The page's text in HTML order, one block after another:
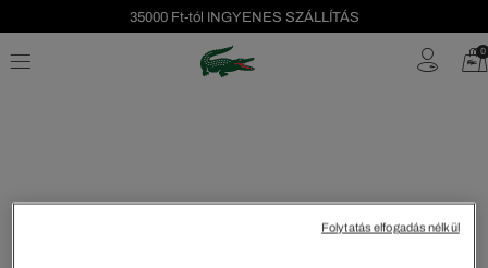
35000 Ft-tól INGYENES SZÁLLÍTÁS
Szezonális leárazás akár -40%! 0
Folytatás elfogadás nélkül